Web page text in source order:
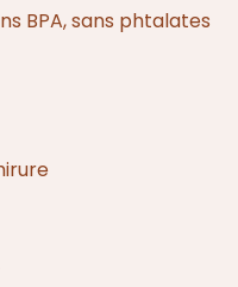
BPA, sans phtalates